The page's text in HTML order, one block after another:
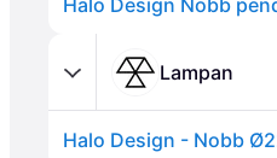
Halo Design Nobb
Lampan
Halo Design - Nobb